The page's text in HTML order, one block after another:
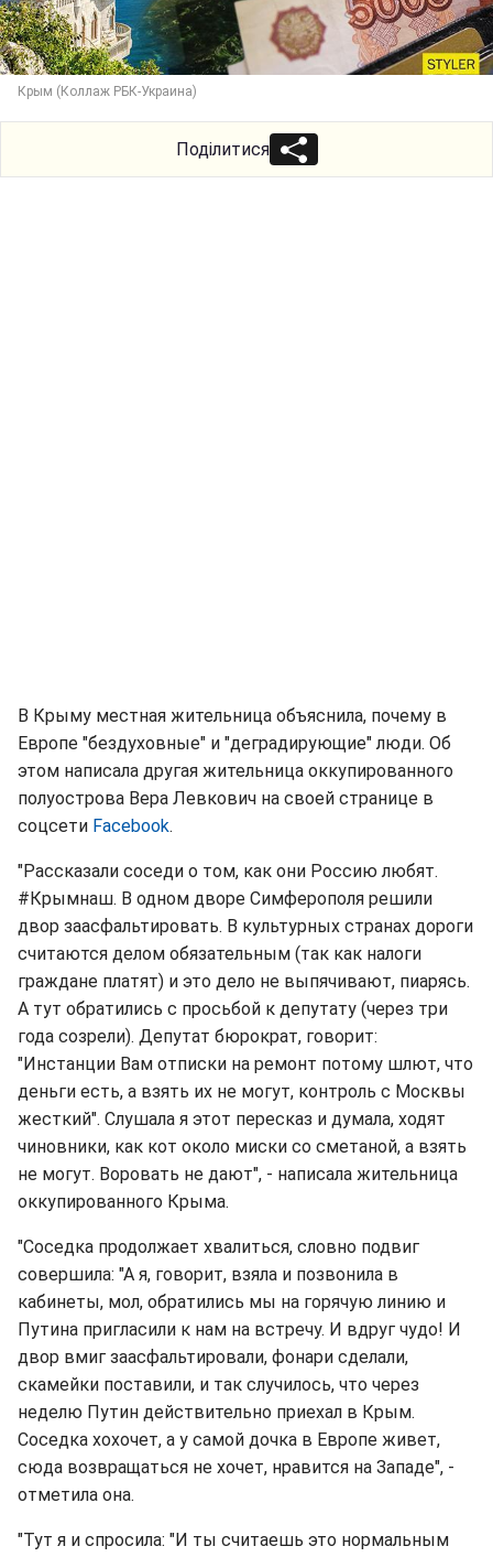
Крым (Коллаж РБК-Украина)
Поділитися
В Крыму местная жительница объяснила, почему в
Европе "бездуховные" и "деградирующие" люди. Об
этом написала другая жительница оккупированного
полуострова Вера Левкович на своей странице в
соцсети Facebook.
"Рассказали соседи о том, как они Россию любят.
#Крымнаш. В одном дворе Симферополя решили
двор заасфальтировать. В культурных странах дороги
считаются делом обязательным (так как налоги
граждане платят) и это дело не выпячивают, пиарясь.
А тут обратились с просьбой к депутату (через три
года созрели). Депутат бюрократ, говорит:
"Инстанции Вам отписки на ремонт потому шлют, что
деньги есть, а взять их не могут, контроль с Москвы
жесткий". Слушала я этот пересказ и думала, ходят
чиновники, как кот около миски со сметаной, а взять
не могут. Воровать не дают", - написала жительница
оккупированного Крыма.
"Соседка продолжает хвалиться, словно подвиг
совершила: "А я, говорит, взяла и позвонила в
кабинеты, мол, обратились мы на горячую линию и
Путина пригласили к нам на встречу. И вдруг чудо! И
двор вмиг заасфальтировали, фонари сделали,
скамейки поставили, и так случилось, что через
неделю Путин действительно приехал в Крым.
Соседка хохочет, а у самой дочка в Европе живет,
сюда возвращаться не хочет, нравится на Западе", -
отметила она.
"Тут я и спросила: "И ты считаешь это нормальным